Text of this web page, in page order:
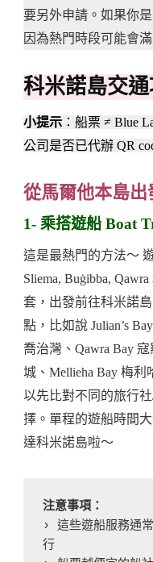
要另外申請。如果你
因為熱門時段可能會滿
科米諾島交
小提示 ：船票 ≠ Blue
公司是否已代辦 QR
從馬爾他本島出
1- 乘搭遊船 Boat
這是最熱門的方法～
Sliema, Buġibba,
套，出發前往科米諾
點，比如說 Julian’s
喬治灣、Qawra Bay 寇
城、Mellieha Bay 梅
以先比對不同的旅行
擇。單程的遊船時間
達科米諾島啦～
注意事項：
› 這些遊船服務通
行